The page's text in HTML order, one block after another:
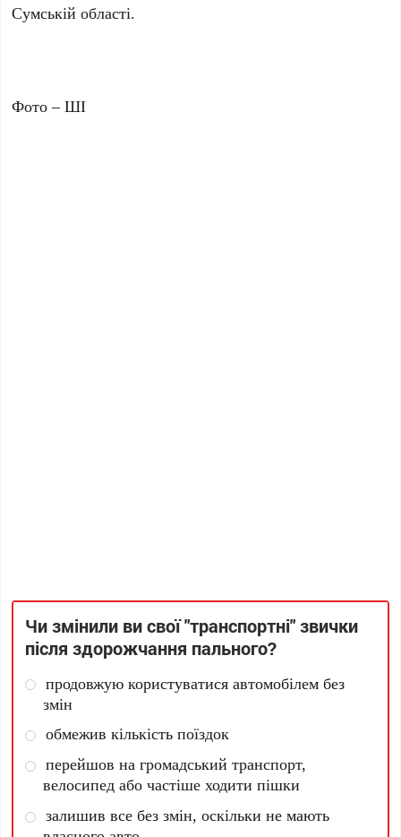
Сумській області.
Фото – ШІ
Чи змінили ви свої "транспортні" звички
після здорожчання пального?
продовжую користуватися автомобілем без
змін
обмежив кількість поїздок
перейшов на громадський транспорт,
велосипед або частіше ходити пішки
залишив все без змін, оскільки не мають